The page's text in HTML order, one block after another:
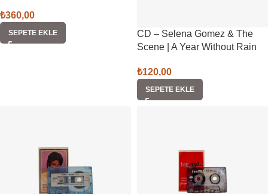
₺360,00
SEPETE EKLE
CD – Selena Gomez & The
Scene | A Year Without Rain
₺120,00
SEPETE EKLE